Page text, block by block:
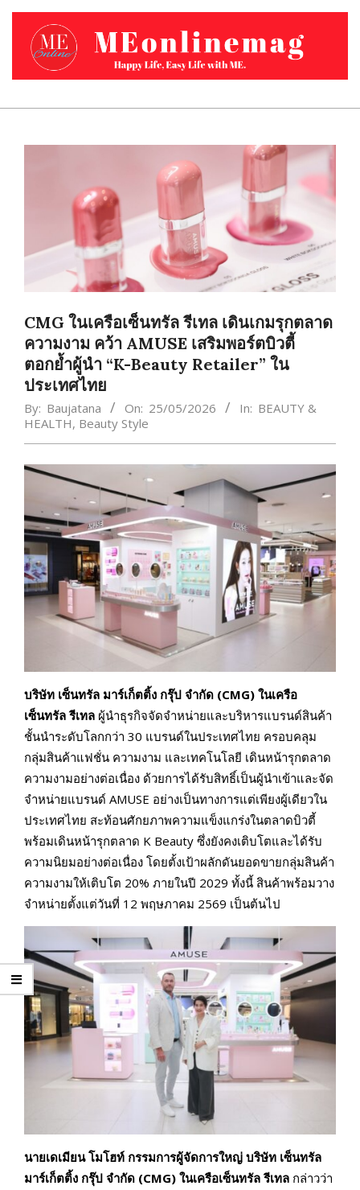
Skip
content
Primary
CMG ในเครือเซ็นทรัล รีเทล เดินเกมรุกตลาด
ความงาม คว้า AMUSE เสริมพอร์ตบิวตี้
ตอกย้ำผู้นำ “K-Beauty Retailer” ใน
ประเทศไทย
By: Baujatana On: 25/05/2026 In: BEAUTY &
HEALTH, Beauty Style
บริษัท เซ็นทรัล มาร์เก็ตติ้ง กรุ๊ป จำกัด (CMG) ในเครือ
เซ็นทรัล รีเทล ผู้นำธุรกิจจัดจำหน่ายและบริหารแบรนด์สินค้า
ชั้นนำระดับโลกกว่า 30 แบรนด์ในประเทศไทย ครอบคลุม
กลุ่มสินค้าแฟชั่น ความงาม และเทคโนโลยี เดินหน้ารุกตลาด
ความงามอย่างต่อเนื่อง ด้วยการได้รับสิทธิ์เป็นผู้นำเข้าและจัด
จำหน่ายแบรนด์ AMUSE อย่างเป็นทางการแต่เพียงผู้เดียวใน
ประเทศไทย สะท้อนศักยภาพความแข็งแกร่งในตลาดบิวตี้
พร้อมเดินหน้ารุกตลาด K Beauty ซึ่งยังคงเติบโตและได้รับ
ความนิยมอย่างต่อเนื่อง โดยตั้งเป้าผลักดันยอดขายกลุ่มสินค้า
ความงามให้เติบโต 20% ภายในปี 2029 ทั้งนี้ สินค้าพร้อมวาง
จำหน่ายตั้งแต่วันที่ 12 พฤษภาคม 2569 เป็นต้นไป
นายเดเมียน โมโฮท์ กรรมการผู้จัดการใหญ่ บริษัท เซ็นทรัล
มาร์เก็ตติ้ง กรุ๊ป จำกัด (CMG) ในเครือเซ็นทรัล รีเทล กล่าวว่า